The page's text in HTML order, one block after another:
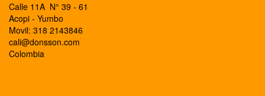
Calle 11A N° 39 - 61
Acopi - Yumbo
Movil: 318 2143846
cali@donsson.com
Colombia